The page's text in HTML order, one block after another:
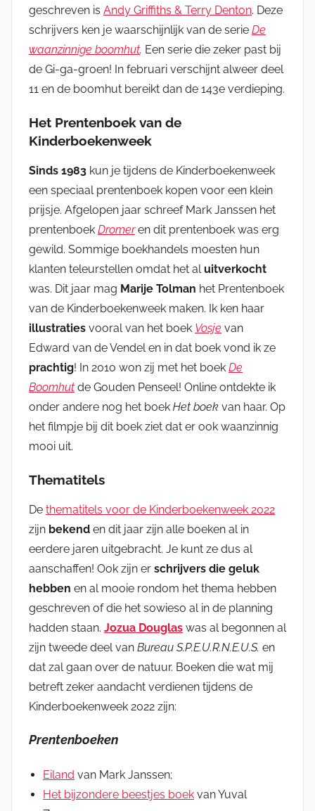
geschreven is Andy Griffiths & Terry Denton. Deze
schrijvers ken je waarschijnlijk van de serie De
waanzinnige boomhut. Een serie die zeker past bij
de Gi-ga-groen! In februari verschijnt alweer deel
11 en de boomhut bereikt dan de 143e verdieping.
Het Prentenboek van de
Kinderboekenweek
Sinds 1983 kun je tijdens de Kinderboekenweek
een speciaal prentenboek kopen voor een klein
prijsje. Afgelopen jaar schreef Mark Janssen het
prentenboek Dromeren dit prentenboek was erg
gewild. Sommige boekhandels moesten hun
klanten teleurstellen omdat het al uitverkocht
was. Dit jaar mag Marije Tolman het Prentenboek
van de Kinderboekenweek maken. Ik ken haar
illustraties vooral van het boek Vosje van
Edward van de Vendel en in dat boek vond ik ze
prachtig! In 201o won zij met het boek De
Boomhut de Gouden Penseel! Online ontdekte ik
onder andere nog het boek Het boek van haar. Op
het filmpje bij dit boek ziet dat er ook waanzinnig
mooi uit.
Thematitels
De thematitels voor de Kinderboekenweek 2022
zijn bekend en dit jaar zijn alle boeken al in
eerdere jaren uitgebracht. Je kunt ze dus al
aanschaffen! Ook zijn er schrijvers die geluk
hebben en al mooie rondom het thema hebben
geschreven of die het sowieso al in de planning
hadden staan. Jozua Douglas was al begonnen al
zijn tweede deel van Bureau S.P.E.U.R.N.E.U.S. en
dat zal gaan over de natuur. Boeken die wat mij
betreft zeker aandacht verdienen tijdens de
Kinderboekenweek 2022 zijn:
Prentenboeken
Eiland van Mark Janssen;
Het bijzondere beestjes boek van Yuval